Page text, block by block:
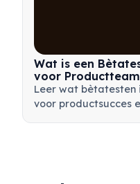
Wat is een
voor
Leer wat bètatesten
voor productsucces